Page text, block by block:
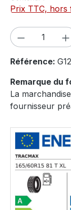
Prix TTC, hors
Quantité
Référence:
Remarque du
La
fournisseur